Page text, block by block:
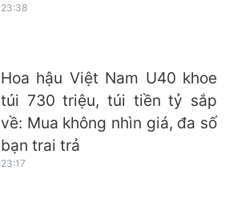
23:38
Hoa hậu Việt Nam U40 khoe
túi 730 triệu, túi tiền tỷ sắp
về: Mua không nhìn giá, đa số
bạn trai trả
23:17